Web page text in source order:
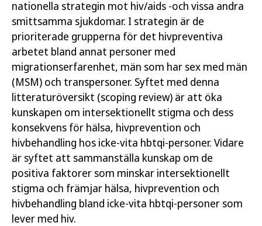
nationella strategin mot hiv/aids -och vissa andra
smittsamma sjukdomar. I strategin är de
prioriterade grupperna för det hivpreventiva
arbetet bland annat personer med
migrationserfarenhet, män som har sex med män
(MSM) och transpersoner. Syftet med denna
litteraturöversikt (scoping review) är att öka
kunskapen om intersektionellt stigma och dess
konsekvens för hälsa, hivprevention och
hivbehandling hos icke-vita hbtqi-personer. Vidare
är syftet att sammanställa kunskap om de
positiva faktorer som minskar intersektionellt
stigma och främjar hälsa, hivprevention och
hivbehandling bland icke-vita hbtqi-personer som
lever med hiv.
för att stärka känslan av egenmakt och öka
kunskaperna om hiv och hivprevention. Socialt
stöd minskar konsekvenserna av utsatthet för
stigma och ökar känslan av tillhörighet och
livskvalitet bland icke-vita hbtqi-personer.
Relaterad läsning
Hiv i skuggan av utanförskap
Hivstigma och bemötande
Att leva med hiv i Sverige 2015
Att leva med hiv 2021–2022